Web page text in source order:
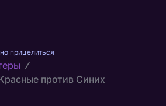
прицелиться
против Синих